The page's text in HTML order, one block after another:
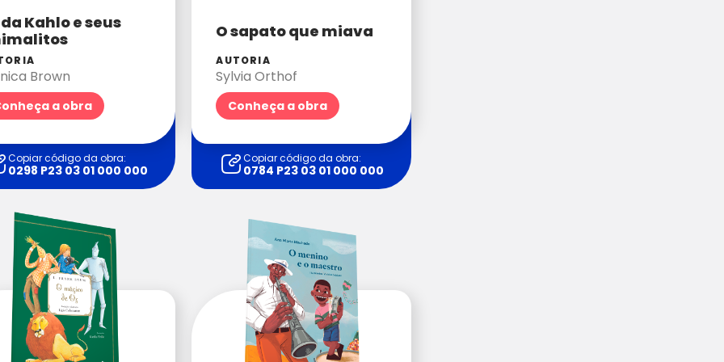
Kahlo e seus
Brown
a obra
Copiar código da obra:
0298 P23 03 01 000 000
O sapato que miava
AUTORIA
Sylvia Orthof
Conheça a obra
Copiar código da obra:
0784 P23 03 01 000 000